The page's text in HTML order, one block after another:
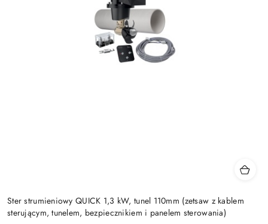
Ster strumieniowy QUICK 1,3 kW, tunel 110mm (zetsaw z kablem
sterującym, tunelem, bezpiecznikiem i panelem sterowania)